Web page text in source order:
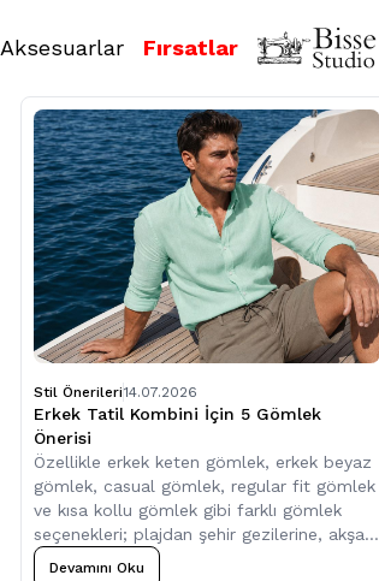
Aksesuarlar Fırsatlar
Stil Önerileri14.07.2026
Erkek Tatil Kombini​ İçin 5 Gömlek
Önerisi
Özellikle erkek keten gömlek, erkek beyaz
gömlek, casual gömlek, regular fit gömlek
ve kısa kollu gömlek gibi farklı gömlek
seçenekleri; plajdan şehir gezilerine, akşam
yemeklerinden tatil beldesindeki davetlere
Devamını Oku